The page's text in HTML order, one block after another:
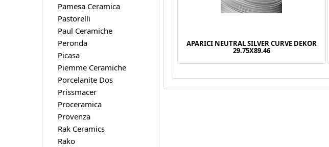
APARICI NEUTRAL SILVER CURVE DEKOR
29.75X89.46
Pamesa Ceramica
Pastorelli
Paul Ceramiche
Peronda
Picasa
Piemme Ceramiche
Porcelanite Dos
Prissmacer
Proceramica
Provenza
Rak Ceramics
Rako